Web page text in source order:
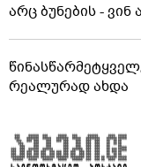
არც ბუნების -
რეალურად ახდა